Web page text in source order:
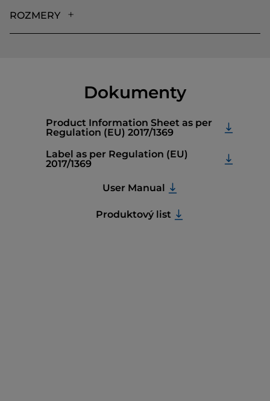
ROZMERY
Dokumenty
Product Information Sheet as per
Regulation (EU) 2017/1369
Label as per Regulation (EU)
2017/1369
User Manual
Produktový list